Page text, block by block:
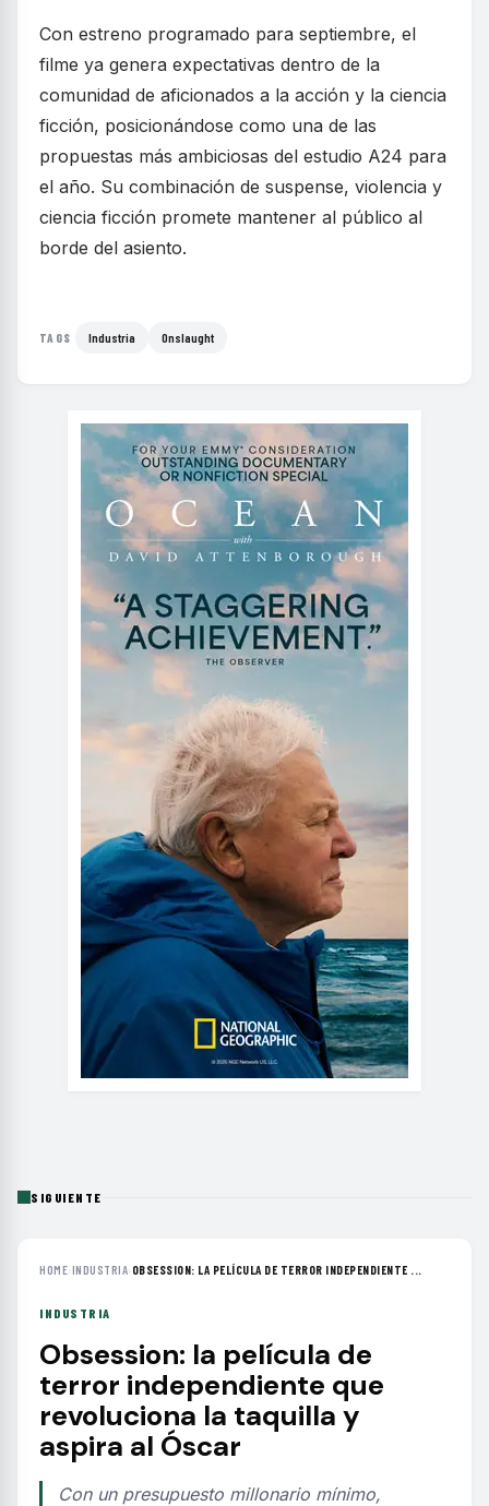
Con estreno programado para septiembre, el
filme ya genera expectativas dentro de la
comunidad de aficionados a la acción y la ciencia
ficción, posicionándose como una de las
propuestas más ambiciosas del estudio A24 para
el año. Su combinación de suspense, violencia y
ciencia ficción promete mantener al público al
borde del asiento.
TAGS Industria Onslaught
SIGUIENTE
HOME›INDUSTRIA› OBSESSION: LA PELÍCULA DE TERROR INDEPENDIENTE ...
INDUSTRIA
Obsession: la película de
terror independiente que
revoluciona la taquilla y
aspira al Óscar
Con un presupuesto millonario mínimo,